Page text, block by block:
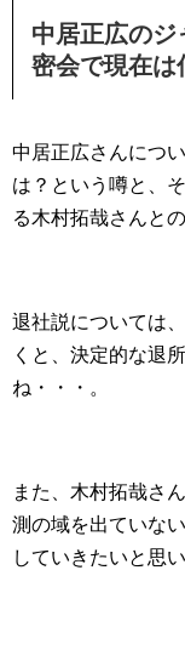
中居正広のジ
密会で現在
中居正広さんにつ
は？という噂と、
る木村拓哉さんと
退社説については
くと、決定的な退
ね・・・。
また、木村拓哉さ
測の域を出ていな
していきたいと思